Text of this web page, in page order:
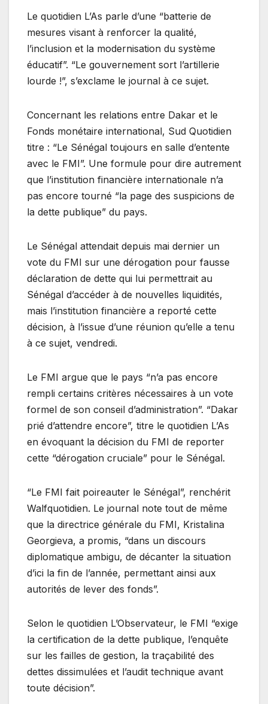
Le quotidien L’As parle d’une “batterie de
mesures visant à renforcer la qualité,
l’inclusion et la modernisation du système
éducatif”. “Le gouvernement sort l’artillerie
lourde !”, s’exclame le journal à ce sujet.
Concernant les relations entre Dakar et le
Fonds monétaire international, Sud Quotidien
titre : “Le Sénégal toujours en salle d’entente
avec le FMI”. Une formule pour dire autrement
que l’institution financière internationale n’a
pas encore tourné “la page des suspicions de
la dette publique” du pays.
Le Sénégal attendait depuis mai dernier un
vote du FMI sur une dérogation pour fausse
déclaration de dette qui lui permettrait au
Sénégal d’accéder à de nouvelles liquidités,
mais l’institution financière a reporté cette
décision, à l’issue d’une réunion qu’elle a tenu
à ce sujet, vendredi.
Le FMI argue que le pays “n’a pas encore
rempli certains critères nécessaires à un vote
formel de son conseil d’administration”. “Dakar
prié d’attendre encore”, titre le quotidien L’As
en évoquant la décision du FMI de reporter
cette “dérogation cruciale” pour le Sénégal.
“Le FMI fait poireauter le Sénégal”, renchérit
Walfquotidien. Le journal note tout de même
que la directrice générale du FMI, Kristalina
Georgieva, a promis, “dans un discours
diplomatique ambigu, de décanter la situation
d’ici la fin de l’année, permettant ainsi aux
autorités de lever des fonds”.
Selon le quotidien L’Observateur, le FMI “exige
la certification de la dette publique, l’enquête
sur les failles de gestion, la traçabilité des
dettes dissimulées et l’audit technique avant
toute décision”.